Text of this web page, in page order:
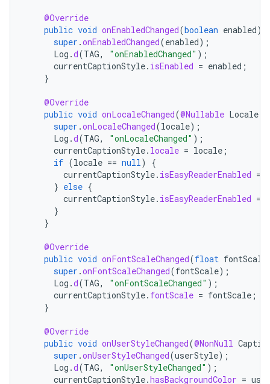
@Override
public void onEnabledChanged(boolean enabled)
super .onEnabledChanged(enabled);
Log .d(TAG, "onEnabledChanged" );
currentCaptionStyle. isEnabled = enabled ;
}
@Override
public void onLocaleChanged(@Nullable Locale
super .onLocaleChanged(locale);
Log .d(TAG, "onLocaleChanged" );
currentCaptionStyle. locale = locale ;
if (locale == null)
{
currentCaptionStyle. isEasyReaderEnabled =
} else {
currentCaptionStyle. isEasyReaderEnabled =
}
}
@Override
public void onFontScaleChanged(float fontScale
super .onFontScaleChanged(fontScale);
Log .d(TAG, "onFontScaleChanged" );
currentCaptionStyle. fontScale = fontScale ;
}
@Override
public void onUserStyleChanged(@NonNull
super .onUserStyleChanged(userStyle);
Log .d(TAG, "onUserStyleChanged" );
currentCaptionStyle.hasBackgroundColor =